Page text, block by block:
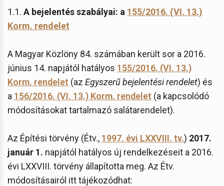
1.1. A bejelentés szabályai: a 155/2016. (VI. 13.)
Korm. rendelet
A Magyar Közlöny 84. számában került sor a 2016.
június 14. napjától hatályos 155/2016. (VI. 13.)
Korm. rendelet (az Egyszerű bejelentési rendelet) és
a 156/2016. (VI. 13.) Korm. rendelet (a kapcsolódó
módosításokat tartalmazó salátarendelet).
Az Építési törvény (Étv., 1997. évi LXXVIII. tv.) 2017.
január 1. napjától hatályos új rendelkezéseit a 2016.
évi LXXVIII. törvény állapította meg. Az Étv.
módosításairól itt tájékozódhat: